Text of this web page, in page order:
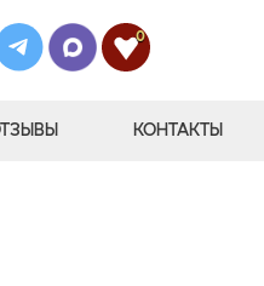
0
КОНТАКТЫ